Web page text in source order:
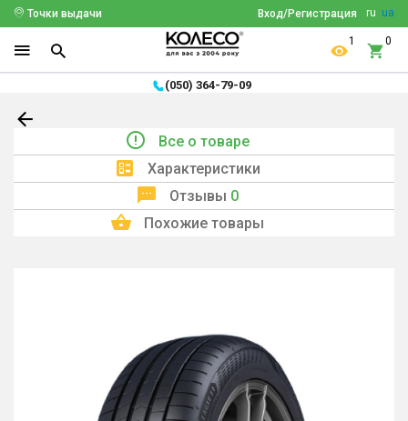
ru ua
Вход/Регистрация
Точки выдачи
1 0
(050) 364-79-09
Все о товаре
Характеристики
Отзывы 0
Похожие товары